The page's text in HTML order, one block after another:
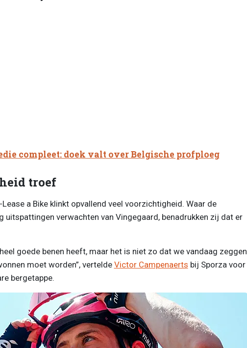
compleet: doek valt over Belgische profploeg
troef
a Bike klinkt opvallend veel voorzichtigheid. Waar de
uitspattingen verwachten van Vingegaard, benadrukken zij dat er
goede benen heeft, maar het is niet zo dat we vandaag zeggen
moet worden”, vertelde Victor Campenaerts bij Sporza voor
bergetappe.